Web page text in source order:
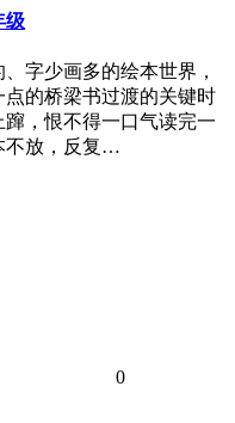
级
字少画多的绘本世界，
的桥梁书过渡的关键时
，恨不得一口气读完一
不放，反复…
0